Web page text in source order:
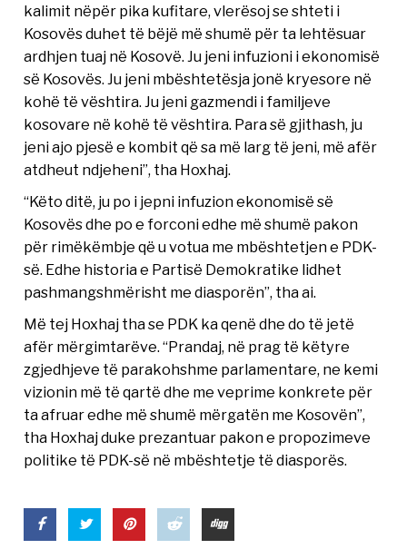
kalimit nëpër pika kufitare, vlerësoj se shteti i
Kosovës duhet të bëjë më shumë për ta lehtësuar
ardhjen tuaj në Kosovë. Ju jeni infuzioni i ekonomisë
së Kosovës. Ju jeni mbështetësja jonë kryesore në
kohë të vështira. Ju jeni gazmendi i familjeve
kosovare në kohë të vështira. Para së gjithash, ju
jeni ajo pjesë e kombit që sa më larg të jeni, më afër
atdheut ndjeheni”, tha Hoxhaj.
“Këto ditë, ju po i jepni infuzion ekonomisë së
Kosovës dhe po e forconi edhe më shumë pakon
për rimëkëmbje që u votua me mbështetjen e PDK-
së. Edhe historia e Partisë Demokratike lidhet
pashmangshmërisht me diasporën”, tha ai.
Më tej Hoxhaj tha se PDK ka qenë dhe do të jetë
afër mërgimtarëve. “Prandaj, në prag të këtyre
zgjedhjeve të parakohshme parlamentare, ne kemi
vizionin më të qartë dhe me veprime konkrete për
ta afruar edhe më shumë mërgatën me Kosovën”,
tha Hoxhaj duke prezantuar pakon e propozimeve
politike të PDK-së në mbështetje të diasporës.